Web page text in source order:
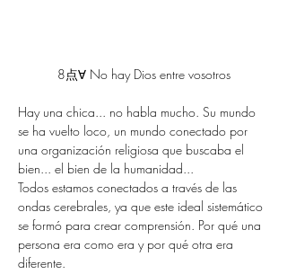
8点∀ No hay Dios entre vosotros
Hay una chica... no habla mucho. Su mundo
se ha vuelto loco, un mundo conectado por
una organización religiosa que buscaba el
bien... el bien de la humanidad...
Todos estamos conectados a través de las
ondas cerebrales, ya que este ideal sistemático
se formó para crear comprensión. Por qué una
persona era como era y por qué otra era
diferente.